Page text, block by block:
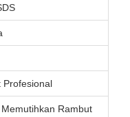
Profesional
Rambut